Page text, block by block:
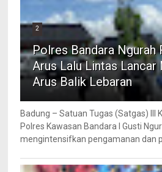
2
Polres Bandara Ngurah
Arus Lalu Lintas Lancar
Arus Balik Lebaran
Badung – Satuan Tugas (Satgas) III
Polres Kawasan Bandara I Gusti
mengintensifkan pengamanan dan